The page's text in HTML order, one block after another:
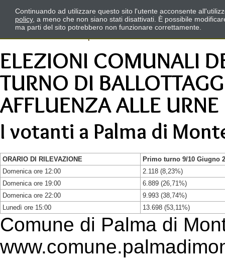
ELEZIONI COMUNALI
TURNO DI
AFFLUENZA ALLE URNE
I votanti a Palma di
ORARIO DI RILEVAZIONE
Primo turno 9/10 Giugno
Domenica ore 12:00
2.118 (8,23%)
Domenica ore 19:00
6.889 (26,71%)
Domenica ore 22:00
9.993 (38,74%)
Lunedì ore 15:00
13.698 (53,11%)
Comune di Palma di
Continuando ad utilizzare questo sito l'utente acconsente
policy, a meno che non siano stati disattivati. È possibile
ma parti del sito potrebbero non funzionare correttamente.